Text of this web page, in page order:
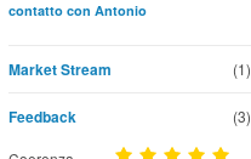
contatto con Antonio
(1)
Market Stream
Feedback (3)